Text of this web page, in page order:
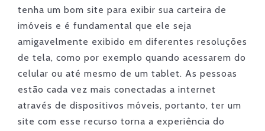
tenha um bom site para exibir sua carteira de
imóveis e é fundamental que ele seja
amigavelmente exibido em diferentes resoluções
de tela, como por exemplo quando acessarem do
celular ou até mesmo de um tablet. As pessoas
estão cada vez mais conectadas a internet
através de dispositivos móveis, portanto, ter um
site com esse recurso torna a experiência do